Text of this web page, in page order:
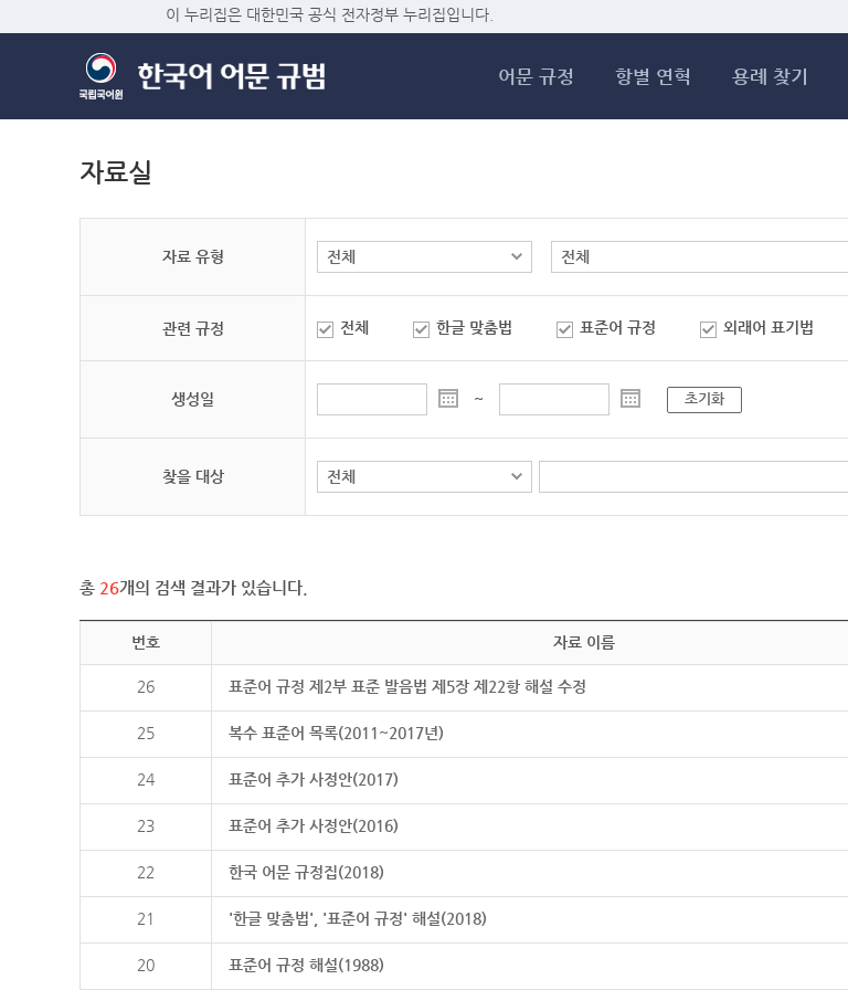
이 누리집은 대한민국 공식 전자정부 누리집입니다.
어문 규정 항별 연혁 용례 찾기
자료실
자료 유형
관련 규정 전체 한글 맞춤법 표준어 규정 외래어 표기법
생성일 ~ 초기화
찾을 대상
총 26개의 검색 결과가 있습니다.
번호 자료 이름
26 표준어 규정 제2부 표준 발음법 제5장 제22항 해설 수정
25 복수 표준어 목록(2011~2017년)
24 표준어 추가 사정안(2017)
23 표준어 추가 사정안(2016)
22 한국 어문 규정집(2018)
21 '한글 맞춤법', '표준어 규정' 해설(2018)
20 표준어 규정 해설(1988)